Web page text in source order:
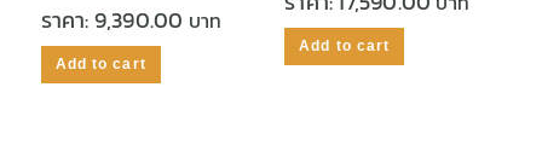
ราคา:9,390.00
Add to cart
Add to cart